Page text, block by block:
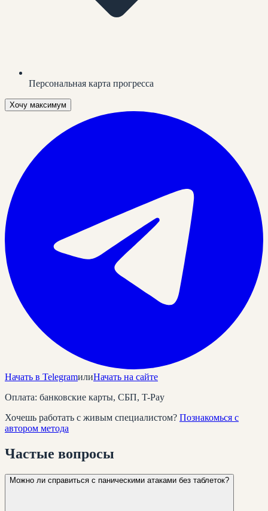
Персональная карта прогресса
Хочу максимум
Начать в TelegramилиНачать на сайте
Оплата: банковские карты, СБП, T-Pay
Хочешь работать с живым специалистом? Познакомься с
автором метода
Частые вопросы
Можно ли справиться с паническими атаками без таблеток?